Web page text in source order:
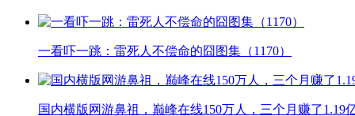
一看吓一跳：雷死人不偿命的囧图集（1170）
国内横版网游鼻祖，巅峰在线150万人，三个月赚了1.19